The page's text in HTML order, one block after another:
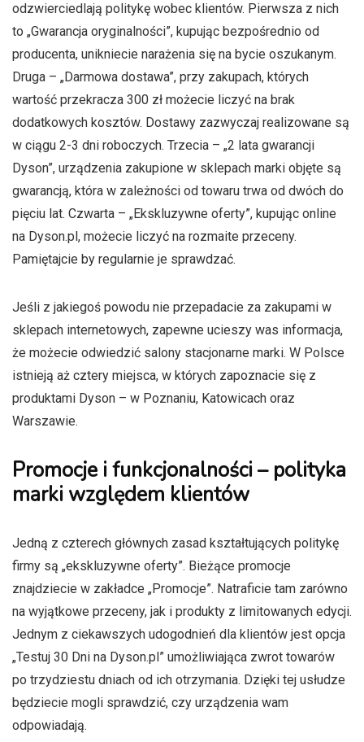
odzwierciedlają politykę wobec klientów. Pierwsza z nich
to „Gwarancja oryginalności”, kupując bezpośrednio od
producenta, unikniecie narażenia się na bycie oszukanym.
Druga – „Darmowa dostawa”, przy zakupach, których
wartość przekracza 300 zł możecie liczyć na brak
dodatkowych kosztów. Dostawy zazwyczaj realizowane są
w ciągu 2-3 dni roboczych. Trzecia – „2 lata gwarancji
Dyson”, urządzenia zakupione w sklepach marki objęte są
gwarancją, która w zależności od towaru trwa od dwóch do
pięciu lat. Czwarta – „Ekskluzywne oferty”, kupując online
na Dyson.pl, możecie liczyć na rozmaite przeceny.
Pamiętajcie by regularnie je sprawdzać.
Jeśli z jakiegoś powodu nie przepadacie za zakupami w
sklepach internetowych, zapewne ucieszy was informacja,
że możecie odwiedzić salony stacjonarne marki. W Polsce
istnieją aż cztery miejsca, w których zapoznacie się z
produktami Dyson – w Poznaniu, Katowicach oraz
Warszawie.
Promocje i funkcjonalności – polityka
marki względem klientów
Jedną z czterech głównych zasad kształtujących politykę
firmy są „ekskluzywne oferty”. Bieżące promocje
znajdziecie w zakładce „Promocje”. Natraficie tam zarówno
na wyjątkowe przeceny, jak i produkty z limitowanych edycji.
Jednym z ciekawszych udogodnień dla klientów jest opcja
„Testuj 30 Dni na Dyson.pl” umożliwiająca zwrot towarów
po trzydziestu dniach od ich otrzymania. Dzięki tej usłudze
będziecie mogli sprawdzić, czy urządzenia wam
odpowiadają.